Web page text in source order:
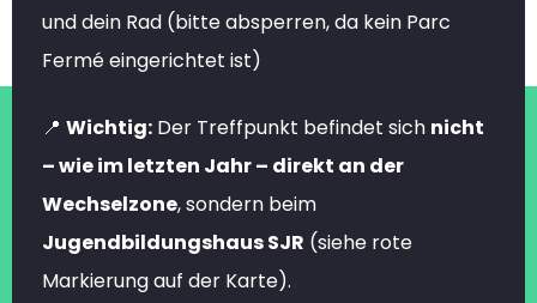
und dein Rad (bitte absperren, da kein Parc
Fermé eingerichtet ist)
📍 Wichtig: Der Treffpunkt befindet sich nicht
– wie im letzten Jahr – direkt an der
Wechselzone, sondern beim
Jugendbildungshaus SJR (siehe rote
Markierung auf der Karte).